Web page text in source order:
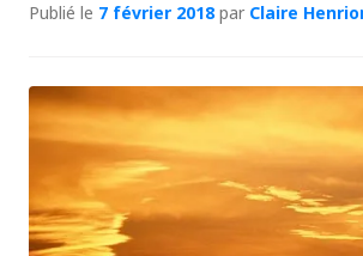
Publié le 7 février 2018par Claire